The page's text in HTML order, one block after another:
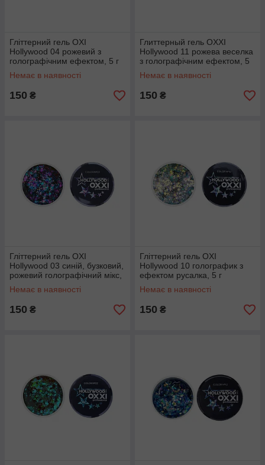
Гліттерний гель OXI
Hollywood 04 рожевий з
голографічним ефектом, 5 г
Немає в наявності
150 ₴
Глиттерный гель OXXI
Hollywood 11 рожева веселка
з голографічним ефектом, 5
м
Немає в наявності
150 ₴
Гліттерний гель OXI
Hollywood 03 синій, бузковий,
рожевий голографічний мікс,
5 г
Немає в наявності
150 ₴
Гліттерний гель OXI
Hollywood 10 голографик з
ефектом русалка, 5 г
Немає в наявності
150 ₴